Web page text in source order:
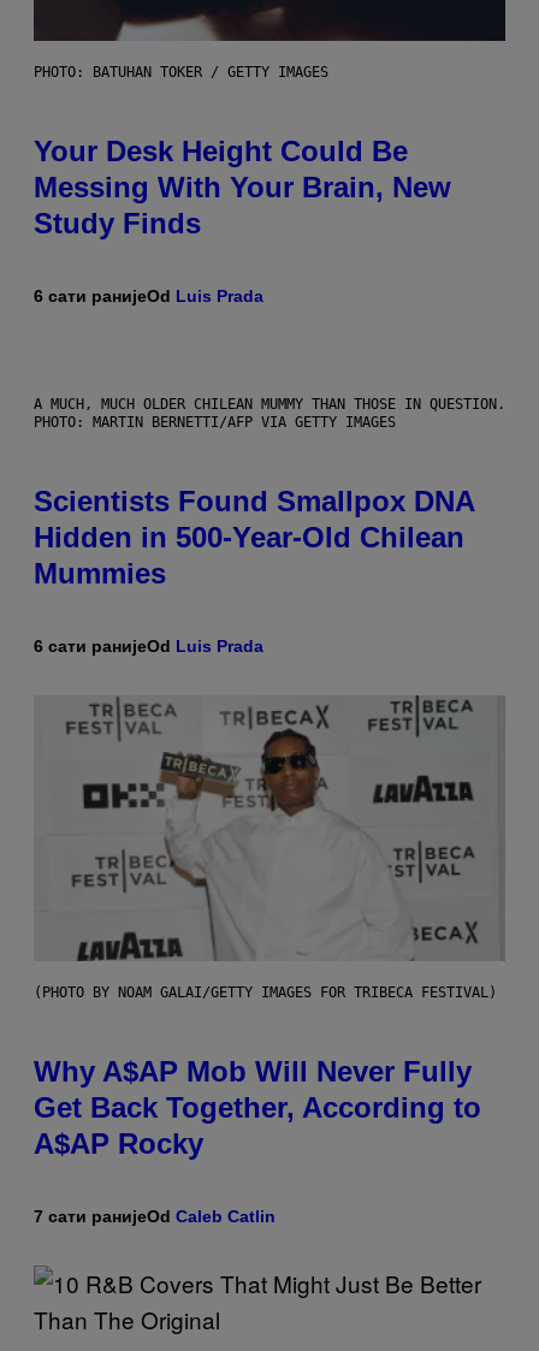
PHOTO: BATUHAN TOKER / GETTY IMAGES
Your Desk Height Could Be
Messing With Your Brain, New
Study Finds
6 сати ранијеOd Luis Prada
A MUCH, MUCH OLDER CHILEAN MUMMY THAN THOSE IN QUESTION.
PHOTO: MARTIN BERNETTI/AFP VIA GETTY IMAGES
Scientists Found Smallpox DNA
Hidden in 500-Year-Old Chilean
Mummies
6 сати ранијеOd Luis Prada
(PHOTO BY NOAM GALAI/GETTY IMAGES FOR TRIBECA FESTIVAL)
Why A$AP Mob Will Never Fully
Get Back Together, According to
A$AP Rocky
7 сати ранијеOd Caleb Catlin